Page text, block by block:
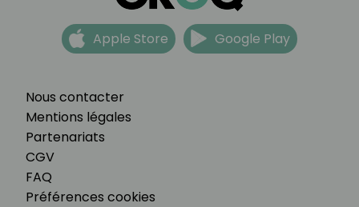
Nous contacter
Mentions légales
Partenariats
CGV
FAQ
Préférences cookies
Apple Store Google Play